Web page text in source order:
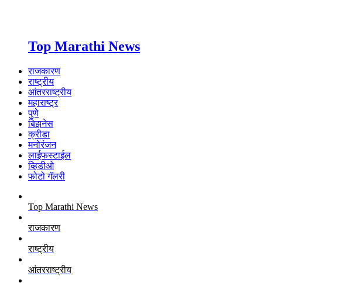
Top Marathi News
राजकारण
राष्ट्रीय
आंतरराष्ट्रीय
महाराष्ट्र
पुणे
बिझनेस
क्रीडा
मनोरंजन
लाईफस्टाईल
व्हिडीओ
फोटो गॅलरी
Top Marathi News
राजकारण
राष्ट्रीय
आंतरराष्ट्रीय